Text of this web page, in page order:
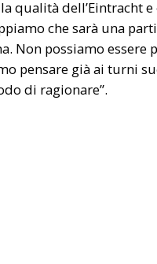
qualità dell’Eintracht
che sarà una
Non possiamo essere
pensare già ai turni
di ragionare”.